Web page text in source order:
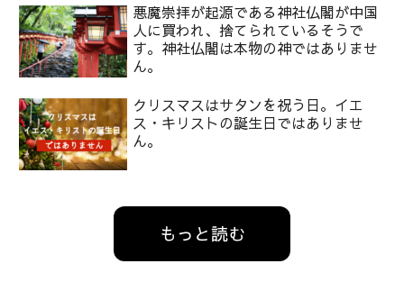
悪魔崇拝が起源である神社仏閣が中国
人に買われ、捨てられているそうで
す。神社仏閣は本物の神ではありませ
ん。
クリスマスはサタンを祝う日。イエ
ス・キリストの誕生日ではありませ
ん。
もっと読む